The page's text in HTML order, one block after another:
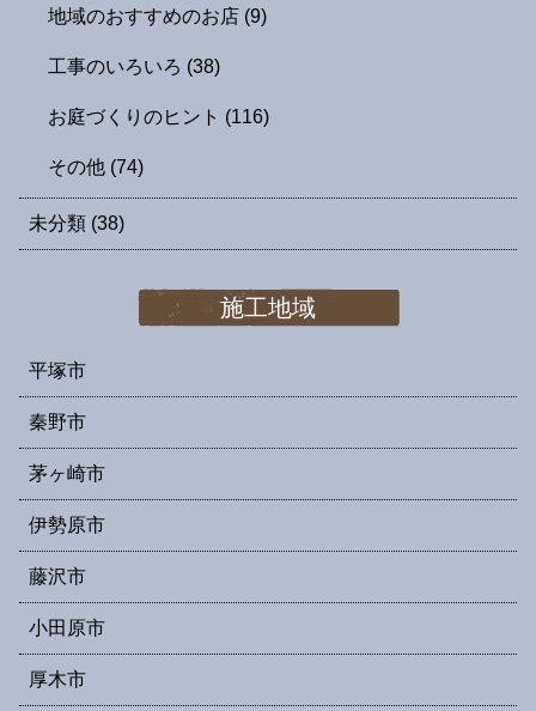
地域のおすすめのお店 (9)
工事のいろいろ (38)
お庭づくりのヒント (116)
その他 (74)
未分類 (38)
施工地域
平塚市
秦野市
茅ヶ崎市
伊勢原市
藤沢市
小田原市
厚木市